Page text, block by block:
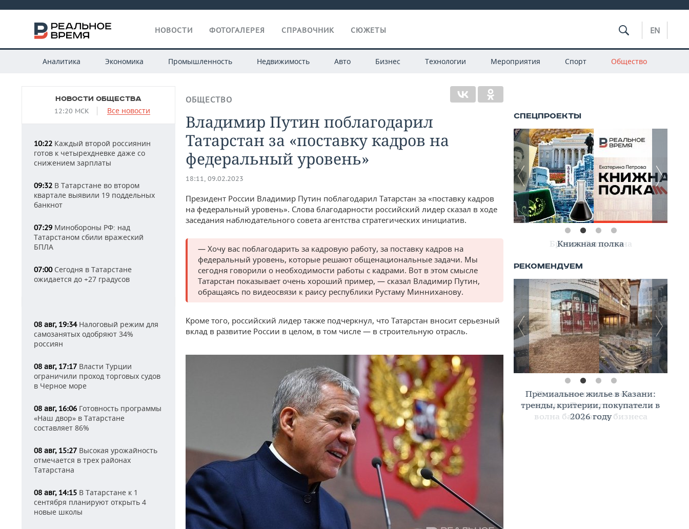
НОВОСТИ ФОТОГАЛЕРЕЯ СПРАВОЧНИК СЮЖЕТЫ EN
Аналитика Экономика Промышленность Недвижимость Авто Бизнес Технологии Мероприятия Спорт Общество
НОВОСТИ ОБЩЕСТВА
12:20 МСК Все новости
10:22 Каждый второй россиянин
готов к четырехдневке даже со
снижением зарплаты
09:32 В Татарстане во втором
квартале выявили 19 поддельных
банкнот
07:29 Минобороны РФ: над
Татарстаном сбили вражеский
БПЛА
07:00Сегодня в Татарстане
ожидается до +27 градусов
08 авг, 19:34Налоговый режим для
самозанятых одобряют 34%
россиян
08 авг, 17:17 Власти Турции
ограничили проход торговых судов
в Черное море
08 авг, 16:06 Готовность программы
«Наш двор» в Татарстане
составляет 86%
08 авг, 15:27 Высокая урожайность
отмечается в трех районах
Татарстана
08 авг, 14:15 В Татарстане к 1
сентября планируют открыть 4
новые школы
ОБЩЕСТВО
Владимир Путин поблагодарил
Татарстан за «поставку кадров на
федеральный уровень»
18:11, 09.02.2023
Президент России Владимир Путин поблагодарил Татарстан за «поставку кадров
на федеральный уровень». Слова благодарности российский лидер сказал в ходе
заседания наблюдательного совета агентства стратегических инициатив.
— Хочу вас поблагодарить за кадровую работу, за поставку кадров на
федеральный уровень, которые решают общенациональные задачи. Мы
сегодня говорили о необходимости работы с кадрами. Вот в этом смысле
Татарстан показывает очень хороший пример, — сказал Владимир Путин,
обращаясь по видеосвязи к раису республики Рустаму Минниханову.
Кроме того, российский лидер также подчеркнул, что Татарстан вносит серьезный
вклад в развитие России в целом, в том числе — в строительную отрасль.
Книжная полка
Премиальное жилье в Казани:
тренды, критерии, покупатели в
2026 году